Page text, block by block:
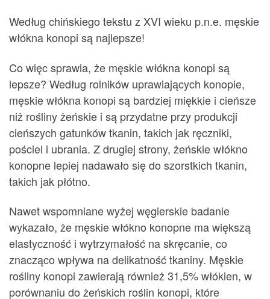
Według chińskiego tekstu z XVI wieku p.n.e. męskie
włókna konopi są najlepsze!
Co więc sprawia, że ​​męskie włókna konopi są
lepsze? Według rolników uprawiających konopie,
męskie włókna konopi są bardziej miękkie i cieńsze
niż rośliny żeńskie i są przydatne przy produkcji
cieńszych gatunków tkanin, takich jak ręczniki,
pościel i ubrania. Z drugiej strony, żeńskie włókno
konopne lepiej nadawało się do szorstkich tkanin,
takich jak płótno.
Nawet wspomniane wyżej węgierskie badanie
wykazało, że męskie włókno konopne ma większą
elastyczność i wytrzymałość na skręcanie, co
znacząco wpływa na delikatność tkaniny. Męskie
rośliny konopi zawierają również 31,5% włókien, w
porównaniu do żeńskich roślin konopi, które